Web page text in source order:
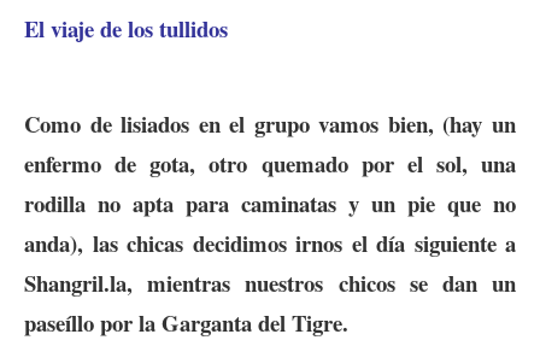
El viaje de los tullidos
Como de lisiados en el grupo vamos bien, (hay un
enfermo de gota, otro quemado por el sol, una
rodilla no apta para caminatas y un pie que no
anda), las chicas decidimos irnos el día siguiente a
Shangril.la, mientras nuestros chicos se dan un
paseíllo por la Garganta del Tigre.